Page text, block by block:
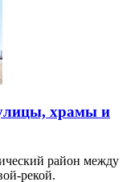
храмы и
район между
рекой.